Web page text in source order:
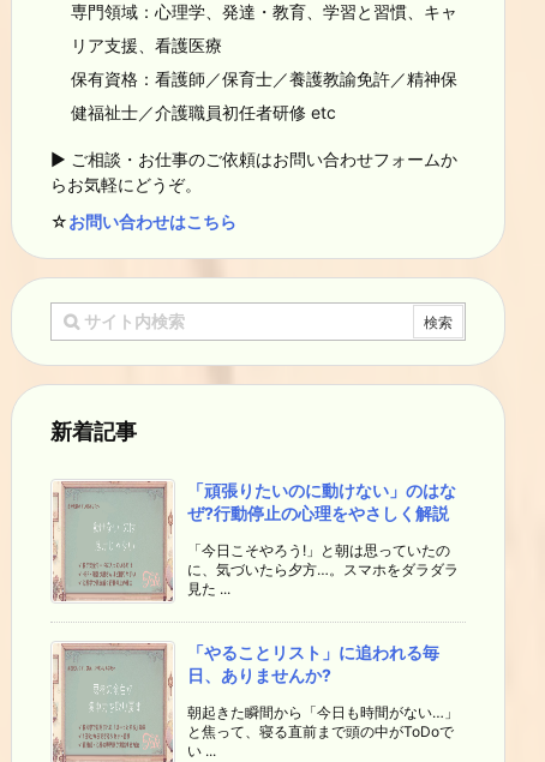
専門領域：心理学、発達・教育、学習と習慣、キャ
リア支援、看護医療
保有資格：看護師／保育士／養護教諭免許／精神保
健福祉士／介護職員初任者研修 etc
▶ ご相談・お仕事のご依頼はお問い合わせフォームか
らお気軽にどうぞ。
☆お問い合わせはこちら
新着記事
「頑張りたいのに動けない」のはな
ぜ?行動停止の心理をやさしく解説
「今日こそやろう!」と朝は思っていたの
に、気づいたら夕方…。スマホをダラダラ
見た ...
「やることリスト」に追われる毎
日、ありませんか?
朝起きた瞬間から「今日も時間がない…」
と焦って、寝る直前まで頭の中がToDoで
い ...